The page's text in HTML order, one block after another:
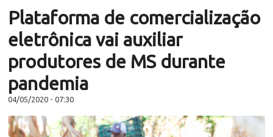
Plataforma de comercialização
eletrônica vai auxiliar
produtores de MS durante
pandemia
04/05/2020 - 07:30